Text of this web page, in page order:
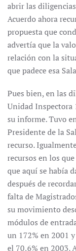
abrir las
Acuerdo ahora
propuesta que
advertía que la
relación con la
que padece esa
Pues bien, en las
Unidad Inspectora
su informe. Tuvo
Presidente de la
recurso.
recursos en los
que aquí se había
después de
falta de
su movimiento
módulos de
un 172% en 2001
el 70,6% en 2003.